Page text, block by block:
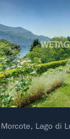
Lago di